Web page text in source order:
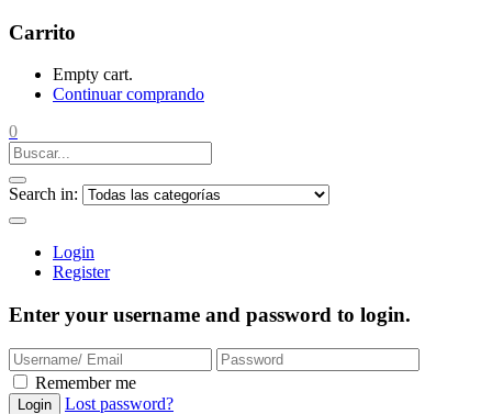
Carrito
Empty cart.
Continuar comprando
0
Search in:
Login
Register
Enter your username and password to login.
Remember me
Login Lost password?